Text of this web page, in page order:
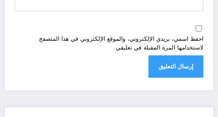
احفظ اسمي، بريدي الإلكتروني، والموقع الإلكتروني في هذا المتصفح
لاستخدامها المرة المقبلة في تعليقي.